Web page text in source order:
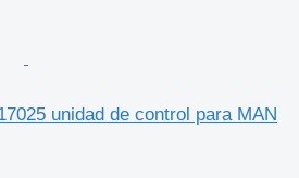
unidad de control para MAN